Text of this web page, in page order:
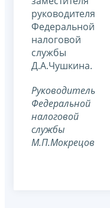
руководителя
Федеральной
налоговой
службы
Д.А.Чушкина.
Руководитель
Федеральной
налоговой
службы
М.П.Мокрецов